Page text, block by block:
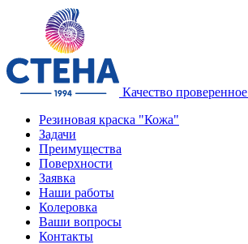
Качество
Резиновая краска "Кожа"
Задачи
Преимущества
Поверхности
Заявка
Наши работы
Колеровка
Ваши вопросы
Контакты